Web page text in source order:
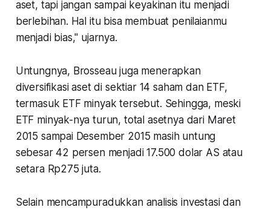
aset, tapi jangan sampai keyakinan itu menjadi
berlebihan. Hal itu bisa membuat penilaianmu
menjadi bias," ujarnya.
Untungnya, Brosseau juga menerapkan
diversifikasi aset di sektiar 14 saham dan ETF,
termasuk ETF minyak tersebut. Sehingga, meski
ETF minyak-nya turun, total asetnya dari Maret
2015 sampai Desember 2015 masih untung
sebesar 42 persen menjadi 17.500 dolar AS atau
setara Rp275 juta.
Selain mencampuradukkan analisis investasi dan